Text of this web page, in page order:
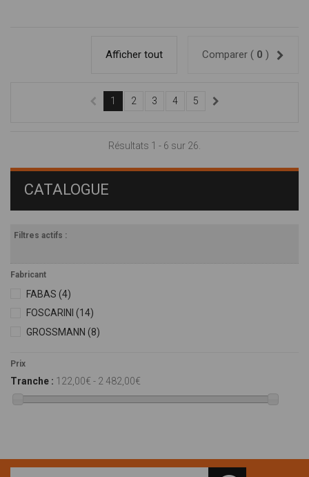
Comparer ( 0 )
Afficher tout
1 2 3 4 5
Résultats 1 - 6 sur 26.
CATALOGUE
Filtres actifs :
Fabricant
FABAS (4)
FOSCARINI (14)
GROSSMANN (8)
Prix
Tranche : 122,00€ - 2 482,00€